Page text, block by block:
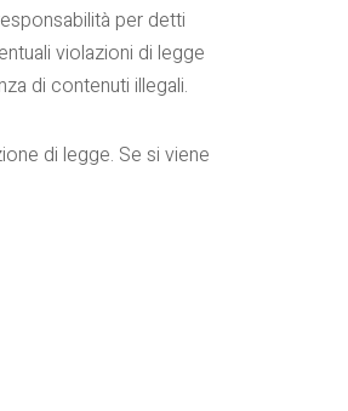
per detti
violazioni di legge
di contenuti illegali.
di legge. Se si viene